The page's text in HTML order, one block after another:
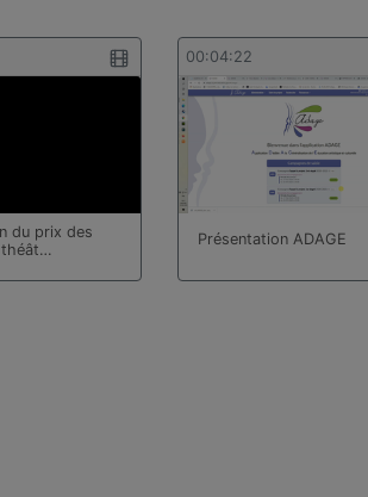
du prix des
théât…
00:04:22
Présentation ADAGE